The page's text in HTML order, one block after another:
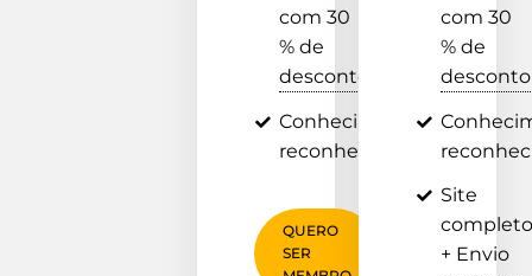
com 30
% de
desconto
Conhecimento e
reconhecimento
QUERO
SER
com 30
% de
desconto
Site
completo
+ Envio